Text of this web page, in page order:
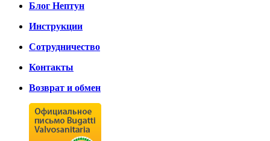
Блог Нептун
Инструкции
Сотрудничество
Контакты
Возврат и обмен